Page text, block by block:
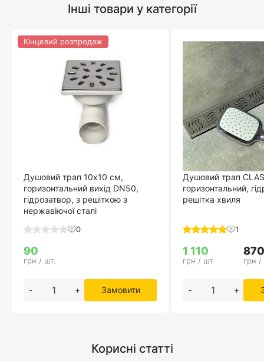
Інші товари у категорії
Душовий трап 10х10 см,
горизонтальний вихід DN50,
гідрозатвор, з решіткою з
нержавіючої сталі
0
90
грн / шт.
- + Замовити
Кінцевий розпродаж
Душовий трап
горизонтальний,
решітка хвиля
1
1 110
грн / шт
870
грн /
- +
Корисні статті